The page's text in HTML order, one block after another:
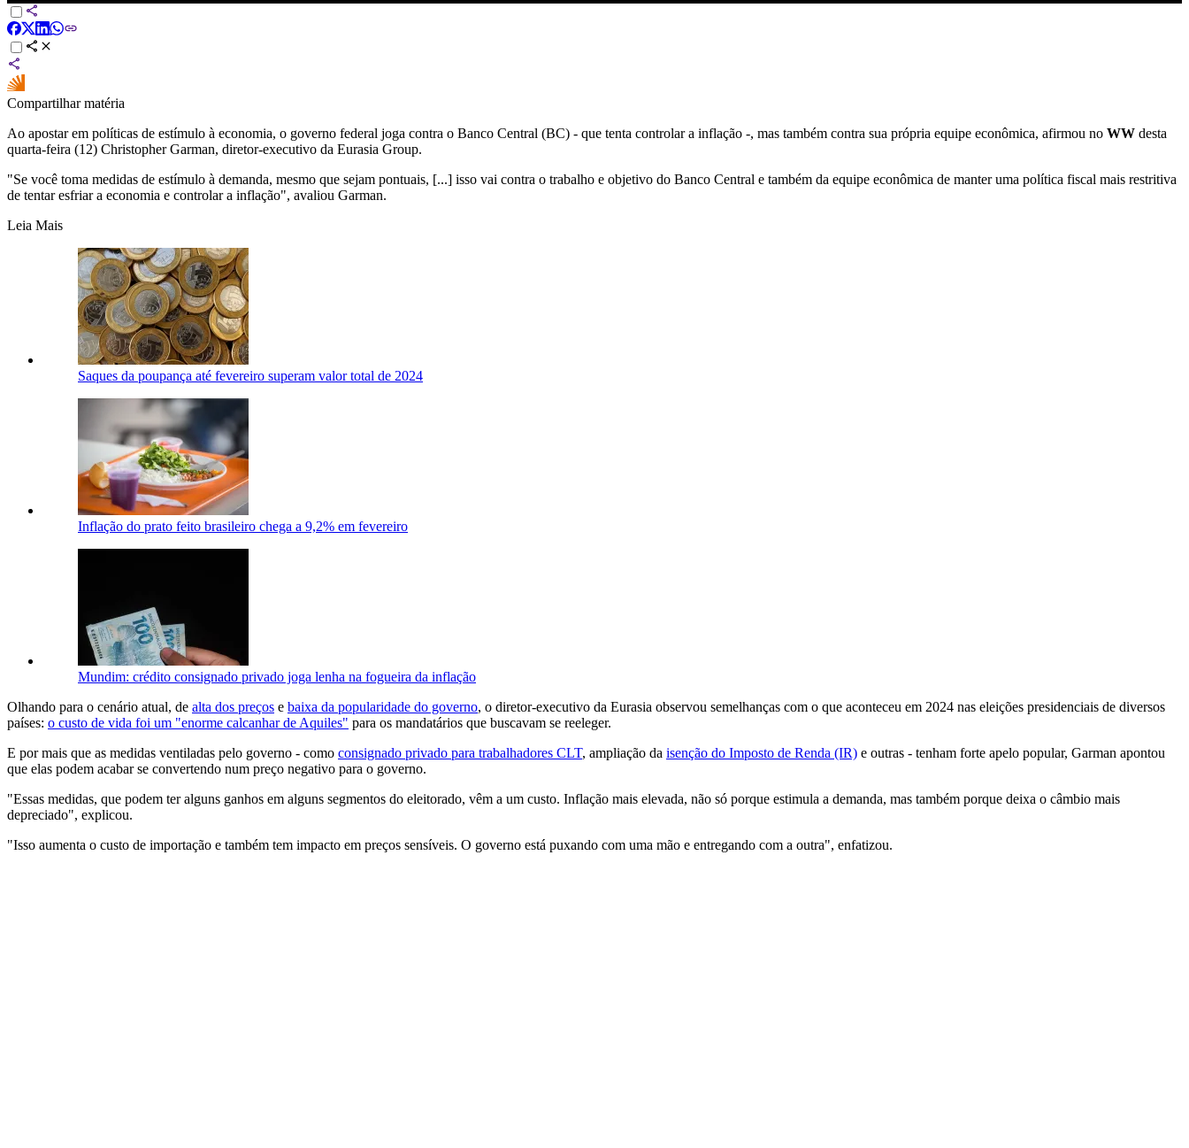
Compartilhar matéria
Ao apostar em políticas de estímulo à economia, o governo federal joga contra o Banco Central (BC) - que tenta controlar a inflação -, mas também contra sua própria equipe econômica, afirmou no WW desta
quarta-feira (12) Christopher Garman, diretor-executivo da Eurasia Group.
"Se você toma medidas de estímulo à demanda, mesmo que sejam pontuais, [...] isso vai contra o trabalho e objetivo do Banco Central e também da equipe econômica de manter uma política fiscal mais restritiva
de tentar esfriar a economia e controlar a inflação", avaliou Garman.
Leia Mais
Saques da poupança até fevereiro superam valor total de 2024
Inflação do prato feito brasileiro chega a 9,2% em fevereiro
Mundim: crédito consignado privado joga lenha na fogueira da inflação
Olhando para o cenário atual, de alta dos preços e baixa da popularidade do governo, o diretor-executivo da Eurasia observou semelhanças com o que aconteceu em 2024 nas eleições presidenciais de diversos
países: o custo de vida foi um "enorme calcanhar de Aquiles" para os mandatários que buscavam se reeleger.
E por mais que as medidas ventiladas pelo governo - como consignado privado para trabalhadores CLT, ampliação da isenção do Imposto de Renda (IR) e outras - tenham forte apelo popular, Garman apontou
que elas podem acabar se convertendo num preço negativo para o governo.
"Essas medidas, que podem ter alguns ganhos em alguns segmentos do eleitorado, vêm a um custo. Inflação mais elevada, não só porque estimula a demanda, mas também porque deixa o câmbio mais
depreciado", explicou.
"Isso aumenta o custo de importação e também tem impacto em preços sensíveis. O governo está puxando com uma mão e entregando com a outra", enfatizou.